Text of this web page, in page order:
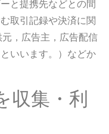
と提携先などとの間
取引記録や決済に関
，広告主，広告配信
いいます。）などか
収集・利